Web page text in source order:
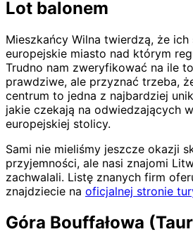
Lot balonem
Mieszkańcy Wilna twierdzą, że
europejskie miasto nad którym
Trudno nam zweryfikować na ile
prawdziwe, ale przyznać trzeba,
centrum to jedna z najbardziej
jakie czekają na odwiedzających
europejskiej stolicy.
Sami nie mieliśmy jeszcze okazji
przyjemności, ale nasi znajomi
zachwalali. Listę znanych firm
znajdziecie na oficjalnej stronie
Góra Bouffałowa